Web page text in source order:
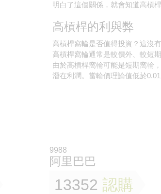
明白了這個關係，就會知道高槓
高槓桿的利與弊
高槓桿窩輪是否值得投資？這沒
高槓桿窩輪通常是較價外、較短
由於高槓桿窩輪可能是短期窩輪
潛在利潤。當輪價理論值低於
9988
阿里巴巴
13352 認購